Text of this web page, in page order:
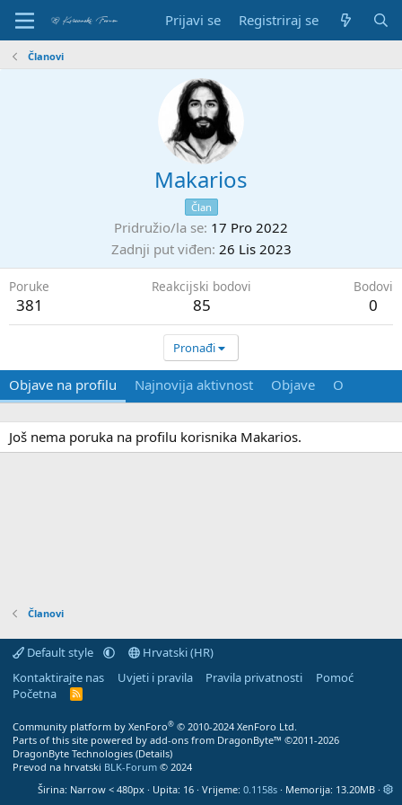
Prijavi se Registriraj se
Članovi
Makarios
Član
Pridružio/la se 17 Pro 2022
Zadnji put viđen 26 Lis 2023
Poruke
381
Reakcijski bodovi
85
Bodovi
0
Pronađi
Objave na profilu Najnovija aktivnost Objave O
Još nema poruka na profilu korisnika Makarios.
Članovi
Default style
Hrvatski (HR)
Kontaktirajte nas
Uvjeti i pravila Pravila privatnosti
Pomoć
Početna
R
Community platform by XenForo® © 2010-2024 XenForo Ltd.
Parts of this site powered by add-ons from DragonByte™ ©2011-2026
DragonByte Technologies (Details)
Prevod na hrvatski BLK-Forum © 2024
Širina
Upita 16 Vrijeme 0.1158s Memorija 13.20MB